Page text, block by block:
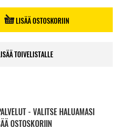
LISÄÄ OSTOSKORIIN
TOIVELISTALLE
- VALITSE HALUAMASI
OSTOSKORIIN